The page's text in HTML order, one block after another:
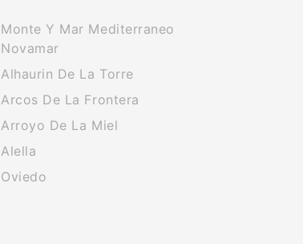
Monte Y Mar Mediterraneo
Novamar
Alhaurin De La Torre
Arcos De La Frontera
Arroyo De La Miel
Alella
Oviedo